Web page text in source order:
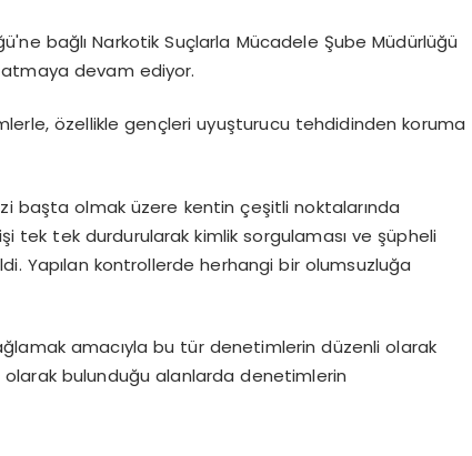
bağlı Narkotik Suçlarla Mücadele Şube Müdürlüğü
atmaya devam ediyor.
özellikle gençleri uyuşturucu tehdidinden koruma
başta olmak üzere kentin çeşitli noktalarında
tek tek durdurularak kimlik sorgulaması ve şüpheli
Yapılan kontrollerde herhangi bir olumsuzluğa
amacıyla bu tür denetimlerin düzenli olarak
bulunduğu alanlarda denetimlerin